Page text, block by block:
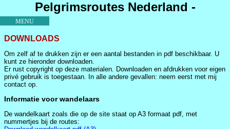
DOWNLOADS
Om zelf af te drukken zijn er een aantal bestanden in pdf beschikbaar. U
kunt ze hieronder downloaden.
Er rust copyright op deze materialen. Downloaden en afdrukken voor eigen
privé gebruik is toegestaan. In alle andere gevallen: neem eerst met mij
contact op.
Informatie voor wandelaars
De wandelkaart zoals die op de site staat op A3 formaat pdf, met
nummertjes bij de routes:
Pelgrimsroutes Nederland -
Vlaanderen - Santiago de Compostela
MENU